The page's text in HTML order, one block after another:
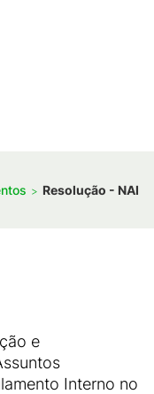
Resolução - NAI
e
Interno no